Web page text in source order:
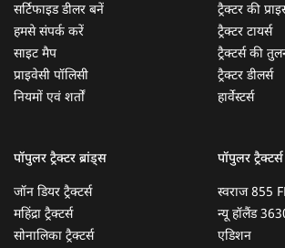
सर्टिफाइड डीलर बनें
हमसे संपर्क करें
साइट मैप
प्राइवेसी पॉलिसी
नियमों एवं शर्तों
ट्रैक्टर की
ट्रैक्टर टायर्स
ट्रैक्टर्स की
ट्रैक्टर डीलर्स
हार्वेस्टर्स
पॉपुलर ट्रैक्टर ब्रांड्स
जॉन डियर ट्रैक्टर्स
महिंद्रा ट्रैक्टर्स
सोनालिका ट्रैक्टर्स
पॉपुलर ट्रैक्टर्स
स्वराज 855
न्यू हॉलैंड
एडिशन